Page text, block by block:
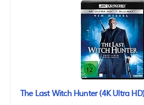
The Last Witch Hunter (4K Ultra